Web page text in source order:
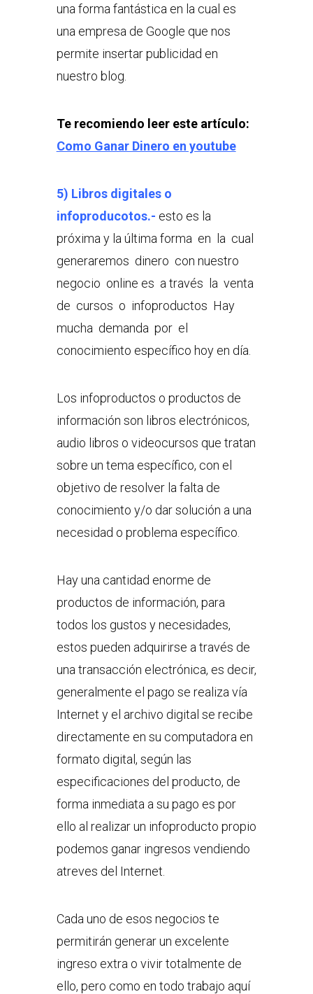
una forma fantástica en la cual es
una empresa de Google que nos
permite insertar publicidad en
nuestro blog.
Te recomiendo leer este artículo:
Como Ganar Dinero en youtube
5) Libros digitales o
infoproducotos.- esto es la
próxima y la última forma en la cual
generaremos dinero con nuestro
negocio online es a través la venta
de cursos o infoproductos Hay
mucha demanda por el
conocimiento específico hoy en día.
Los infoproductos o productos de
información son libros electrónicos,
audio libros o videocursos que tratan
sobre un tema específico, con el
objetivo de resolver la falta de
conocimiento y/o dar solución a una
necesidad o problema específico.
Hay una cantidad enorme de
productos de información, para
todos los gustos y necesidades,
estos pueden adquirirse a través de
una transacción electrónica, es decir,
generalmente el pago se realiza vía
Internet y el archivo digital se recibe
directamente en su computadora en
formato digital, según las
especificaciones del producto, de
forma inmediata a su pago es por
ello al realizar un infoproducto propio
podemos ganar ingresos vendiendo
atreves del Internet.
Cada uno de esos negocios te
permitirán generar un excelente
ingreso extra o vivir totalmente de
ello, pero como en todo trabajo aquí